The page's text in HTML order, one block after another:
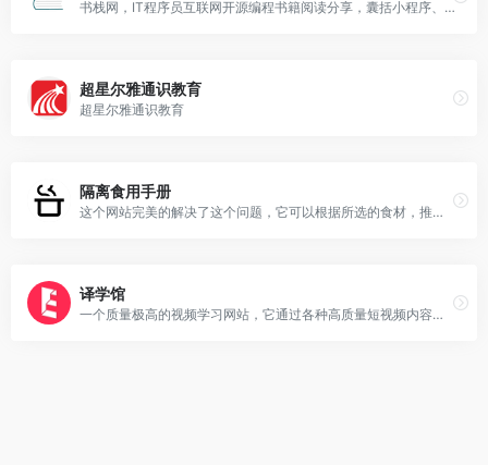
书栈网，IT程序员互联网开源编程书籍阅读分享，囊括小程序、前端、后端、移动端、云计算、大数据、区块链、机器学习、人工智能和面试笔试等相关书籍，助你【码】力十足！
超星尔雅通识教育
超星尔雅通识教育
隔离食用手册
这个网站完美的解决了这个问题，它可以根据所选的食材，推荐出用这些食材所能做出来的美味菜肴，所有烹饪教程均来自B站的视频！
译学馆
一个质量极高的视频学习网站，它通过各种高质量短视频内容，丰富你的知识，提高你的见识，让你全方位得到提升。